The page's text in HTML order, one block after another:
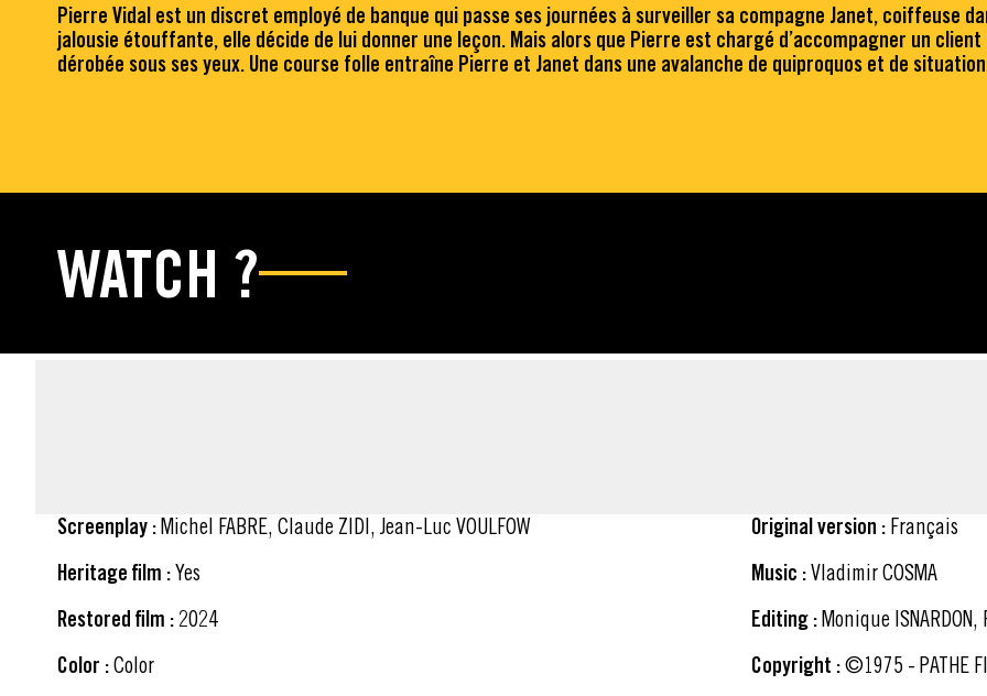
Pierre Vidal est un discret employé de banque qui passe ses journées à surveiller sa compagne Janet, coiffeuse
jalousie étouffante, elle décide de lui donner une leçon. Mais alors que Pierre est chargé d’accompagner un
dérobée sous ses yeux. Une course folle entraîne Pierre et Janet dans une avalanche de quiproquos et de
WATCH ?
Screenplay :Michel FABRE, Claude ZIDI, Jean-Luc VOULFOW
Heritage film :Yes
Restored film : 2024
Color :Color
Original version : Français
Music :Vladimir COSMA
Editing :Monique ISNARDON,
Copyright :©1975 - PATHE